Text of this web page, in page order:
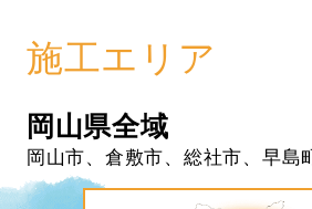
施工エリア
岡山県全域
岡山市、倉敷市、総社市、早島町